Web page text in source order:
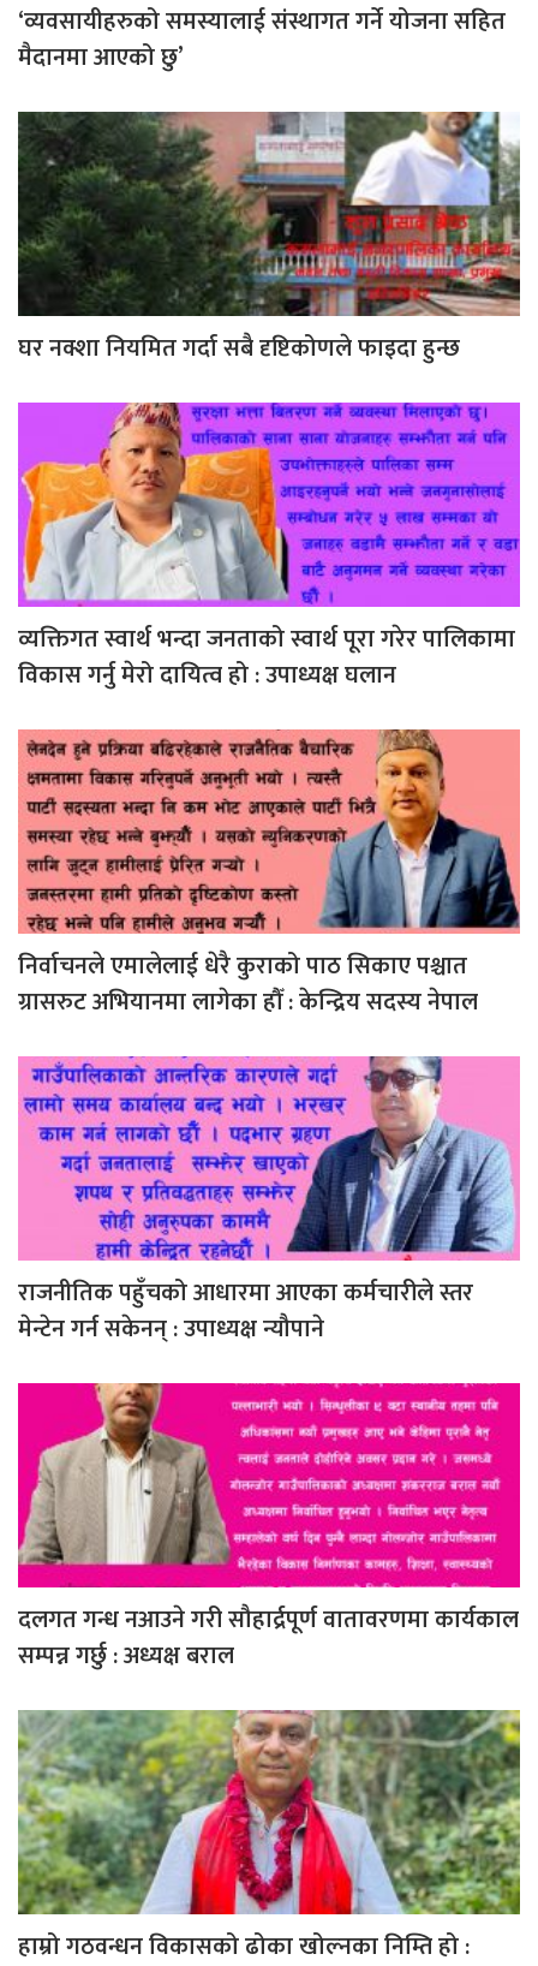
‘व्यवसायीहरुको समस्यालाई संस्थागत गर्ने योजना सहित
मैदानमा आएको छु’
घर नक्शा नियमित गर्दा सबै दृष्टिकोणले फाइदा हुन्छ
व्यक्तिगत स्वार्थ भन्दा जनताको स्वार्थ पूरा गरेर पालिकामा
विकास गर्नु मेरो दायित्व हो : उपाध्यक्ष घलान
निर्वाचनले एमालेलाई धेरै कुराको पाठ सिकाए पश्चात
ग्रासरुट अभियानमा लागेका हौँ : केन्द्रिय सदस्य नेपाल
राजनीतिक पहुँचको आधारमा आएका कर्मचारीले स्तर
मेन्टेन गर्न सकेनन् : उपाध्यक्ष न्यौपाने
दलगत गन्ध नआउने गरी सौहार्द्रपूर्ण वातावरणमा कार्यकाल
सम्पन्न गर्छु : अध्यक्ष बराल
हाम्रो गठवन्धन विकासको ढोका खोल्नका निम्ति हो :